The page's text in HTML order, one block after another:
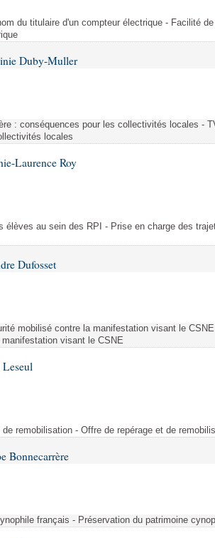
du titulaire d'un compteur électrique - Facilité
Duby-Muller
: conséquences pour les collectivités locales -
locales
Laurence Roy
élèves au sein des RPI - Prise en charge des
Dufosset
mobilisé contre la manifestation visant le
visant le CSNE
Leseul
remobilisation - Offre de repérage et de
Bonnecarrère
français - Préservation du patrimoine